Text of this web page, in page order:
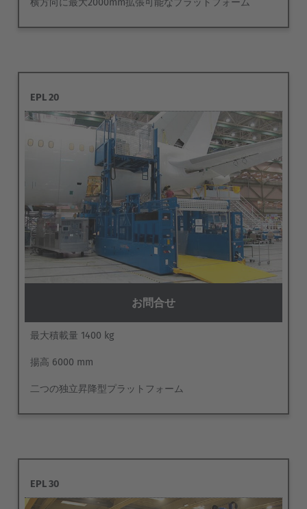
EUROPE
Česká republika
横方向に最大2000mm拡張可能なプラットフォーム
EPL 20
お問合せ
最大積載量 1400 kg
揚高 6000 mm
二つの独立昇降型プラットフォーム
EPL 30